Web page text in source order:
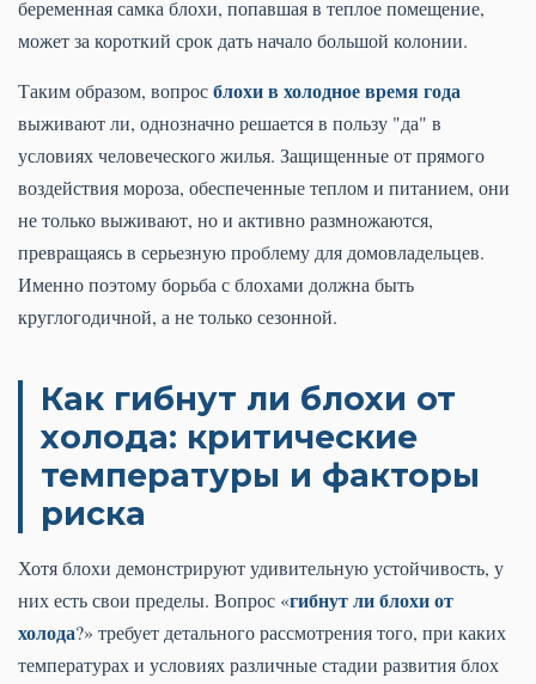
беременная самка блохи, попавшая в теплое помещение,
может за короткий срок дать начало большой колонии.
Таким образом, вопросблохи в холодное время года
выживают ли, однозначно решается в пользу "да" в
условиях человеческого жилья. Защищенные от прямого
воздействия мороза, обеспеченные теплом и питанием, они
не только выживают, но и активно размножаются,
превращаясь в серьезную проблему для домовладельцев.
Именно поэтому борьба с блохами должна быть
круглогодичной, а не только сезонной.
Как гибнут ли блохи от
холода: критические
температуры и факторы
риска
Хотя блохи демонстрируют удивительную устойчивость, у
них есть свои пределы. Вопрос «гибнут ли блохи от
холода?» требует детального рассмотрения того, при каких
температурах и условиях различные стадии развития блох